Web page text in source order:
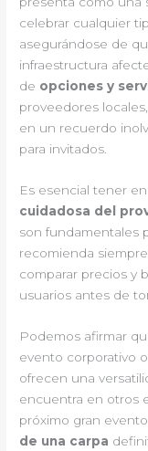
celebrar cualquier
asegurándose de
infraestructura
de opciones y
proveedores
en un recuerdo
para invitados.
Es esencial tener
cuidadosa del
son fundamentales
recomienda
comparar precios y
usuarios antes de
Podemos afirmar
evento corporativo
ofrecen una
encuentra en otros
próximo gran
de una carpa